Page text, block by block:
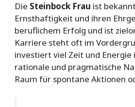
Die Steinbock Frau ist
Ernsthaftigkeit und ihren
beruflichem Erfolg und ist
Karriere steht oft im
investiert viel Zeit und
rationale und pragmatische
Raum für spontane Aktionen